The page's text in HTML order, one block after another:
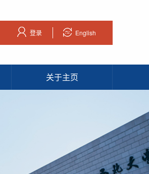
登录 English
关于主页